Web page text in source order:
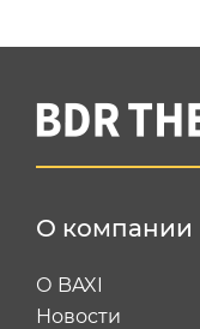
О компании
О BAXI
Новости